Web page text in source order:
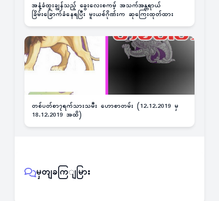
အနံ့ခံထူးချွန်သည့် ခွေးလေးစကမ့် အသက်အန္တရာယ်
ခြိမ်းခြောက်ခံနေရပြီး မူးယစ်ဂိုဏ်းက ဆုကြေးထုတ်ထား
တစ်ပတ်စာ၇ရက်သားသမီး ဟောစာတမ်း (12.12.2019 မှ
18.12.2019 အထိ)
မှတျခကြျမြား